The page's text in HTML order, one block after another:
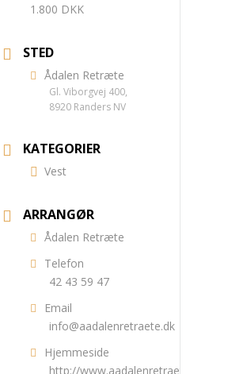
1.800 DKK
STED
Ådalen Retræte
Gl. Viborgvej 400,
8920 Randers NV
KATEGORIER
Vest
ARRANGØR
Ådalen Retræte
Telefon
42 43 59 47
Email
info@aadalenretraete.dk
Hjemmeside
http://www.aadalenretraete.dk